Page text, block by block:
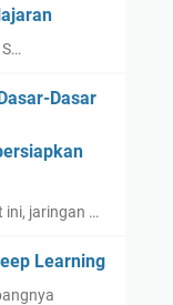
Dasar
ini, jaringan …
Learning